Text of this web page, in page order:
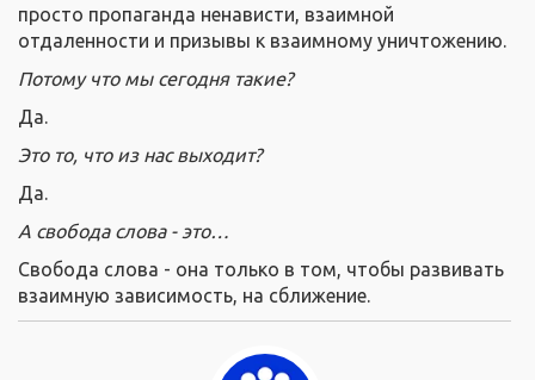
просто пропаганда ненависти, взаимной
отдаленности и призывы к взаимному уничтожению.
Потому что мы сегодня такие?
Да.
Это то, что из нас выходит?
Да.
А свобода слова - это…
Свобода слова - она только в том, чтобы развивать
взаимную зависимость, на сближение.